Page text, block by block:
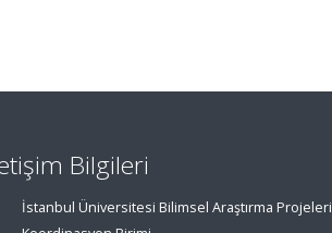
Bilgileri
İstanbul Üniversitesi Bilimsel Araştırma Projeleri